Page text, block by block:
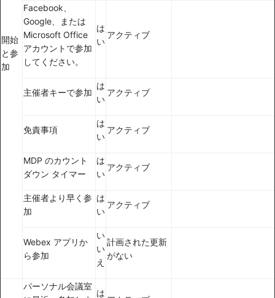
開始
と参
加
Facebook、
Google、または
Microsoft Office
アカウントで参加
してください。
は
い
アクティブ
主催者キーで参加
は
い
アクティブ
免責事項
は
い
アクティブ
MDP のカウント
ダウン タイマー
は
い
アクティブ
主催者より早く参
加
は
い
アクティブ
Webex アプリか
ら参加
い
い
え
計画された更新
がない
パーソナル会議室
は